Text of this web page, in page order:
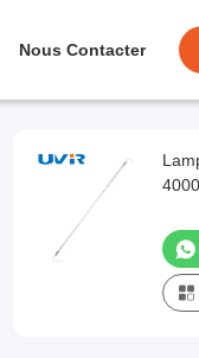
Nous Contacter